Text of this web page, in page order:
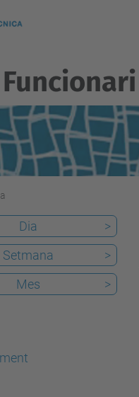
Funcionari
Dia
>
Setmana
>
Mes >